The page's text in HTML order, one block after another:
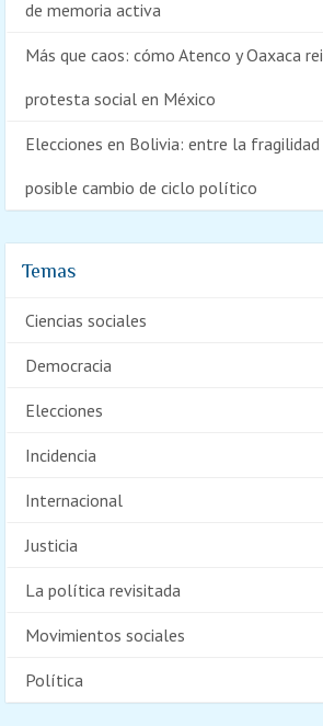
de memoria activa
Más que caos: cómo Atenco y Oaxaca
protesta social en México
Elecciones en Bolivia: entre la fragilidad
posible cambio de ciclo político
Temas
Ciencias sociales
Democracia
Elecciones
Incidencia
Internacional
Justicia
La política revisitada
Movimientos sociales
Política